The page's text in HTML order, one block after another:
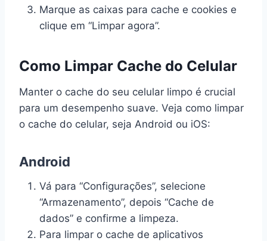
Marque as caixas para cache e cookies e
clique em “Limpar agora”.
Como Limpar Cache do Celular
Manter o cache do seu celular limpo é crucial
para um desempenho suave. Veja como limpar
o cache do celular, seja Android ou iOS:
Android
Vá para “Configurações”, selecione
“Armazenamento”, depois “Cache de
dados” e confirme a limpeza.
Para limpar o cache de aplicativos